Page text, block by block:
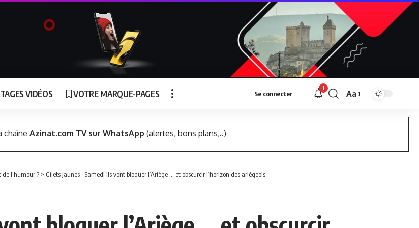
VIDÉOS VOTRE MARQUE-PAGES Se connecter
1
Font
Aa
chaîne Azinat.com TV sur WhatsApp (alertes, bons plans,..)
de l'humour ? > Gilets Jaunes : Samedi ils vont bloquer l’Ariège … et obscurcir l’horizon des ariégeois